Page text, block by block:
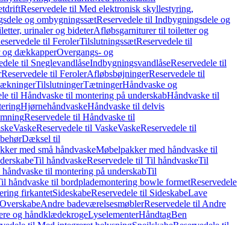
Reservedele til Med elektronisk skyllestyring,
og ombygningssætReservedele til Indbygningsdele og
urinaler og bideterAfløbsgarniturer til toiletter og
til FerolerTilslutningssætReservedele til
og dækkapperOvergangs- og
til SneglevandlåseIndbygningsvandlåseReservedele til
Reservedele til FerolerAfløbsbøjningerReservedele til
TilslutningerTætningerHåndvaske og
til Håndvaske til montering på underskabHåndvaske til
HjørnehåndvaskeHåndvaske til delvis
Reservedele til Håndvaske til
VaskeReservedele til VaskeVaskeReservedele til
Dæksel til
med små håndvaskeMøbelpakker med håndvaske til
Til håndvaskeReservedele til Til håndvaskeTil
til montering på underskabTil
håndvaske til bordplademontering bowle formetReservedele
firkantetSideskabeReservedele til SideskabeLave
Andre badeværelsesmøblerReservedele til Andre
og håndklædekrogeLyselementerHåndtagBen